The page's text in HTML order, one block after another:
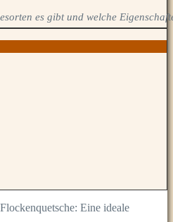
es gibt und welche
Eine ideale